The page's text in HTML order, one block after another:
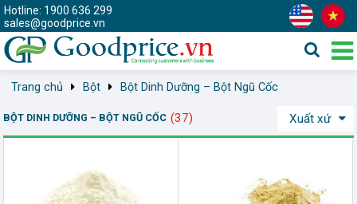
Hotline: 1900 636 299
sales@goodprice.vn
Trang chủ Bột Bột Dinh Dưỡng – Bột Ngũ Cốc
BỘT DINH DƯỠNG – BỘT NGŨ CỐC (37) Xuất xứ